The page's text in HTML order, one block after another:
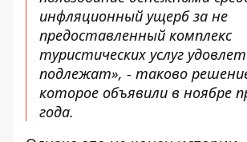
инфляционный ущерб за не
предоставленный комплекс
туристических услуг
подлежат», - таково
которое объявили в ноябре
года.